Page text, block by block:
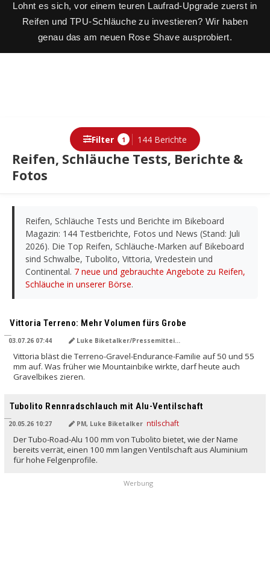
Lohnt es sich, vor einem teuren Laufrad-Upgrade zuerst in
Reifen und TPU-Schläuche zu investieren? Wir haben
genau das am neuen Rose Shave ausprobiert.
Reifen, Schläuche Tests, Berichte &
Fotos
Filter 1 144 Berichte
Berichte
Reifen, Schläuche Tests und Berichte im Bikeboard
Magazin: 144 Testberichte, Fotos und News (Stand: Juli
2026). Die Top Reifen, Schläuche-Marken auf Bikeboard
sind Schwalbe, Tubolito, Vittoria, Vredestein und
Continental. 7 neue und gebrauchte Angebote zu Reifen,
Schläuche in unserer Börse.
Vittoria Terreno: Mehr Volumen fürs Grobe
03.07.26 07:44 Luke Biketalker/Pressemitteilung
Vittoria bläst die Terreno-Gravel-Endurance-Familie auf 50 und 55
mm auf. Was früher wie Mountainbike wirkte, darf heute auch
Gravelbikes zieren.
Tubolito Rennradschlauch mit Alu-Ventilschaft
20.05.26 10:27 PM, Luke Biketalker
Der Tubo-Road-Alu 100 mm von Tubolito bietet, wie der Name
bereits verrät, einen 100 mm langen Ventilschaft aus Aluminium
für hohe Felgenprofile.
Werbung